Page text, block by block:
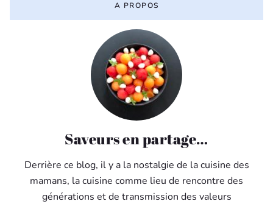
A PROPOS
Saveurs en partage…
Derrière ce blog, il y a la nostalgie de la cuisine des
mamans, la cuisine comme lieu de rencontre des
générations et de transmission des valeurs